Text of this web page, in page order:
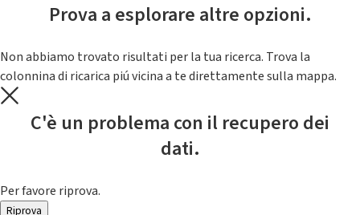
Prova a esplorare altre opzioni.
Non abbiamo trovato risultati per la tua ricerca. Trova la
colonnina di ricarica piú vicina a te direttamente sulla mappa.
C'è un problema con il recupero dei
dati.
Per favore riprova.
Riprova